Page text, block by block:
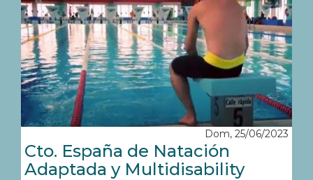
Dom, 25/06/2023
Cto. España de Natación
Adaptada y Multidisability